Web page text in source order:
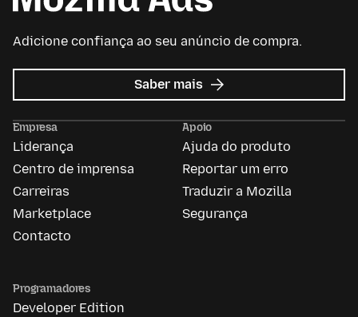
Adicione confiança ao seu anúncio de compra.
Saber mais sobre
Anúncios
Mozilla
Empresa
Liderança
Centro de imprensa
Carreiras
Marketplace
Contacto
Apoio
Ajuda do produto
Reportar um erro
Traduzir a Mozilla
Segurança
Programadores
Developer Edition